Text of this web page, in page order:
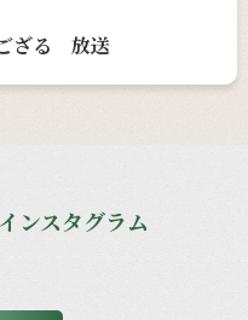
ざる 放送
ンスタグラム